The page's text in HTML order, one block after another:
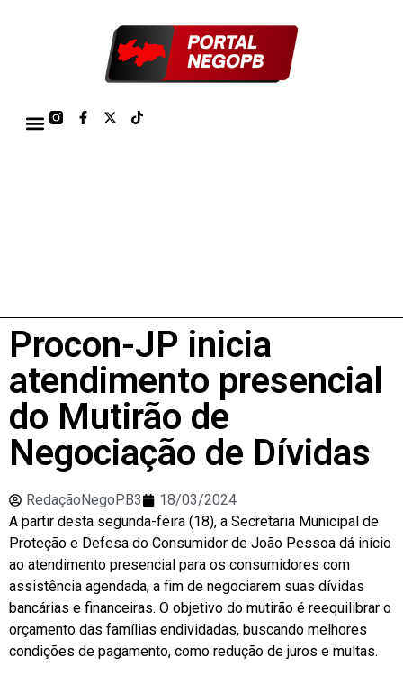
Procon-JP inicia
atendimento presencial
do Mutirão de
Negociação de Dívidas
RedaçãoNegoPB3
18/03/2024
A partir desta segunda-feira (18), a Secretaria Municipal de
Proteção e Defesa do Consumidor de João Pessoa dá início
ao atendimento presencial para os consumidores com
assistência agendada, a fim de negociarem suas dívidas
bancárias e financeiras. O objetivo do mutirão é reequilibrar o
orçamento das famílias endividadas, buscando melhores
condições de pagamento, como redução de juros e multas.